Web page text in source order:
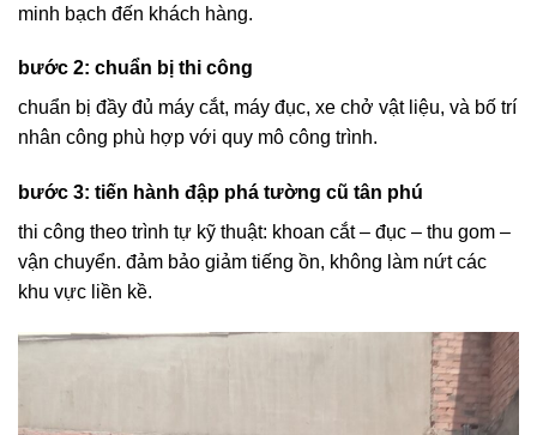
minh bạch đến khách hàng.
bước 2: chuẩn bị thi công
chuẩn bị đầy đủ máy cắt, máy đục, xe chở vật liệu, và bố trí
nhân công phù hợp với quy mô công trình.
bước 3: tiến hành đập phá tường cũ tân phú
thi công theo trình tự kỹ thuật: khoan cắt – đục – thu gom –
vận chuyển. đảm bảo giảm tiếng ồn, không làm nứt các
khu vực liền kề.